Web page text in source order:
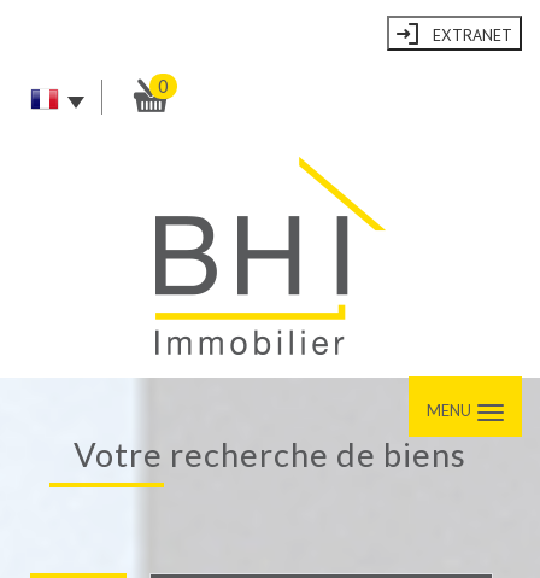
EXTRANET
0
MENU
votre recherche de biens